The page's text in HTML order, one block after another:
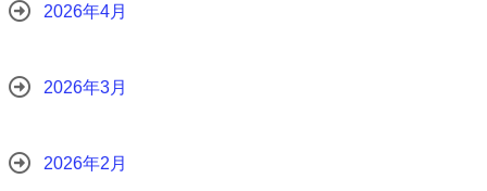
2026年4月
2026年3月
2026年2月